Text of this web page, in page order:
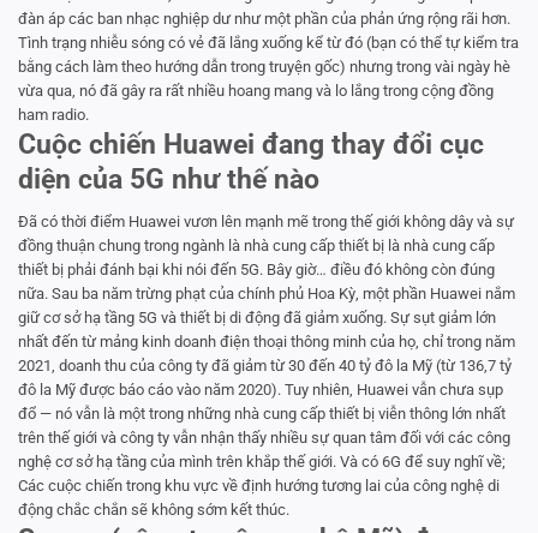
đàn áp các ban nhạc nghiệp dư như một phần của phản ứng rộng rãi hơn.
Tình trạng nhiễu sóng có vẻ đã lắng xuống kể từ đó (bạn có thể tự kiểm tra
bằng cách làm theo hướng dẫn trong truyện gốc) nhưng trong vài ngày hè
vừa qua, nó đã gây ra rất nhiều hoang mang và lo lắng trong cộng đồng
ham radio.
Cuộc chiến Huawei đang thay đổi cục
diện của 5G như thế nào
Đã có thời điểm Huawei vươn lên mạnh mẽ trong thế giới không dây và sự
đồng thuận chung trong ngành là nhà cung cấp thiết bị là nhà cung cấp
thiết bị phải đánh bại khi nói đến 5G. Bây giờ… điều đó không còn đúng
nữa. Sau ba năm trừng phạt của chính phủ Hoa Kỳ, một phần Huawei nắm
giữ cơ sở hạ tầng 5G và thiết bị di động đã giảm xuống. Sự sụt giảm lớn
nhất đến từ mảng kinh doanh điện thoại thông minh của họ, chỉ trong năm
2021, doanh thu của công ty đã giảm từ 30 đến 40 tỷ đô la Mỹ (từ 136,7 tỷ
đô la Mỹ được báo cáo vào năm 2020). Tuy nhiên, Huawei vẫn chưa sụp
đổ — nó vẫn là một trong những nhà cung cấp thiết bị viễn thông lớn nhất
trên thế giới và công ty vẫn nhận thấy nhiều sự quan tâm đối với các công
nghệ cơ sở hạ tầng của mình trên khắp thế giới. Và có 6G để suy nghĩ về;
Các cuộc chiến trong khu vực về định hướng tương lai của công nghệ di
động chắc chắn sẽ không sớm kết thúc.